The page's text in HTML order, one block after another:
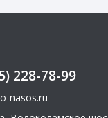
228-78-99
nasos.ru